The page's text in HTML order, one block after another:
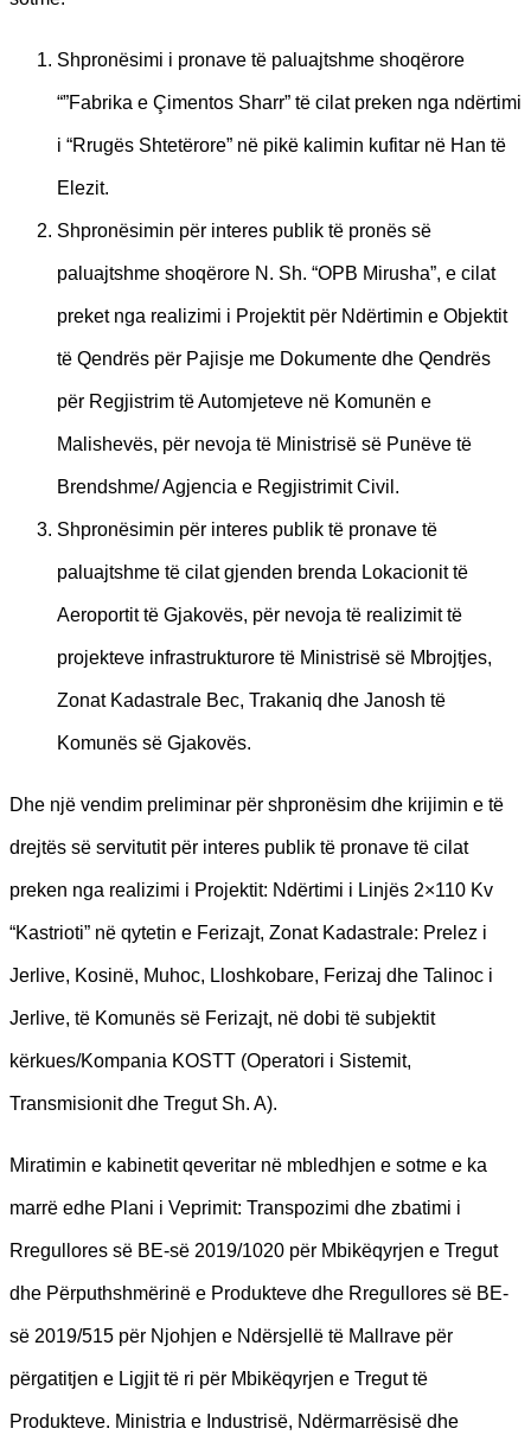
Shpronësimi i pronave të paluajtshme shoqërore
“”Fabrika e Çimentos Sharr” të cilat preken nga ndërtimi
i “Rrugës Shtetërore” në pikë kalimin kufitar në Han të
Elezit.
Shpronësimin për interes publik të pronës së
paluajtshme shoqërore N. Sh. “OPB Mirusha”, e cilat
preket nga realizimi i Projektit për Ndërtimin e Objektit
të Qendrës për Pajisje me Dokumente dhe Qendrës
për Regjistrim të Automjeteve në Komunën e
Malishevës, për nevoja të Ministrisë së Punëve të
Brendshme/ Agjencia e Regjistrimit Civil.
Shpronësimin për interes publik të pronave të
paluajtshme të cilat gjenden brenda Lokacionit të
Aeroportit të Gjakovës, për nevoja të realizimit të
projekteve infrastrukturore të Ministrisë së Mbrojtjes,
Zonat Kadastrale Bec, Trakaniq dhe Janosh të
Komunës së Gjakovës.
Dhe një vendim preliminar për shpronësim dhe krijimin e të
drejtës së servitutit për interes publik të pronave të cilat
preken nga realizimi i Projektit: Ndërtimi i Linjës 2×110 Kv
“Kastrioti” në qytetin e Ferizajt, Zonat Kadastrale: Prelez i
Jerlive, Kosinë, Muhoc, Lloshkobare, Ferizaj dhe Talinoc i
Jerlive, të Komunës së Ferizajt, në dobi të subjektit
kërkues/Kompania KOSTT (Operatori i Sistemit,
Transmisionit dhe Tregut Sh. A).
Miratimin e kabinetit qeveritar në mbledhjen e sotme e ka
marrë edhe Plani i Veprimit: Transpozimi dhe zbatimi i
Rregullores së BE-së 2019/1020 për Mbikëqyrjen e Tregut
dhe Përputhshmërinë e Produkteve dhe Rregullores së BE-
së 2019/515 për Njohjen e Ndërsjellë të Mallrave për
përgatitjen e Ligjit të ri për Mbikëqyrjen e Tregut të
Produkteve. Ministria e Industrisë, Ndërmarrësisë dhe